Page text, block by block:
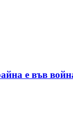
е във